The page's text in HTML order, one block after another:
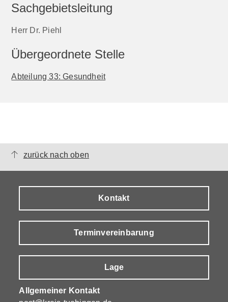
Sachgebietsleitung
Herr Dr. Piehl
Übergeordnete Stelle
Abteilung 33: Gesundheit
zurück nach oben
Kontakt
Terminvereinbarung
Lage
Allgemeiner Kontakt